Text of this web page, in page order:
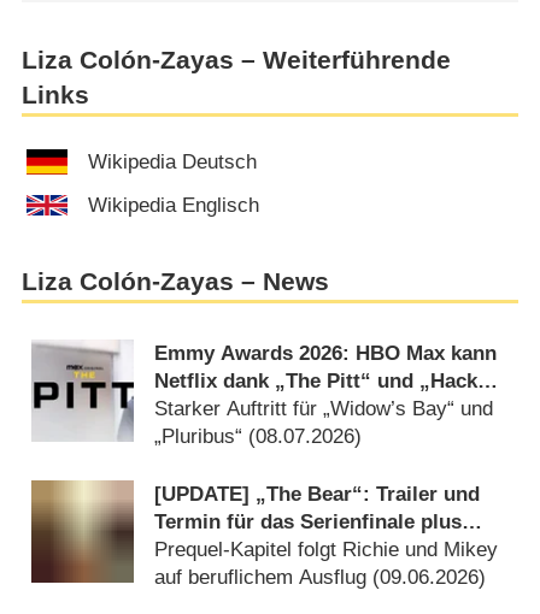
Liza Colón-Zayas – Weiterführende
Links
Wikipedia Deutsch
Wikipedia Englisch
Liza Colón-Zayas – News
Emmy Awards 2026: HBO Max kann
Netflix dank „The Pitt“ und „Hacks“
auf Abstand halten
Starker Auftritt für „Widow’s Bay“ und
„Pluribus“ (08.07.2026)
[UPDATE] „The Bear“: Trailer und
Termin für das Serienfinale plus
Überraschungsepisode
veröffentlicht
Prequel-Kapitel folgt Richie und Mikey
auf beruflichem Ausflug (09.06.2026)